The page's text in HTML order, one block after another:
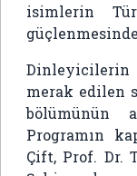
isimlerin
merak edilen
bölümünün
Programın
Çift, Prof. Dr.